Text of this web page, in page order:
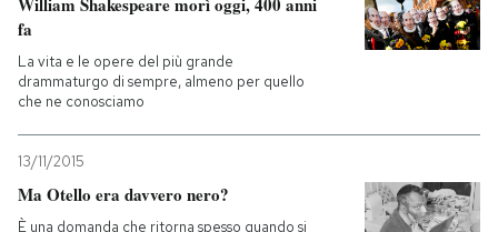
fa
La vita e le opere del più grande
drammaturgo di sempre, almeno per quello
che ne conosciamo
13/11/2015
Ma Otello era davvero nero?
È una domanda che ritorna spesso quando si